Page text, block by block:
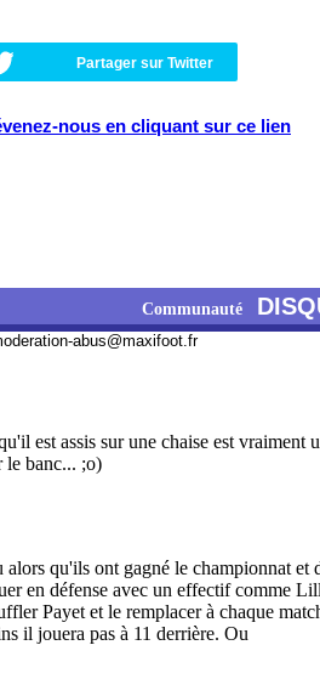
Partager sur Twitter
nous en cliquant sur ce lien
Communauté
abus@maxifoot.fr